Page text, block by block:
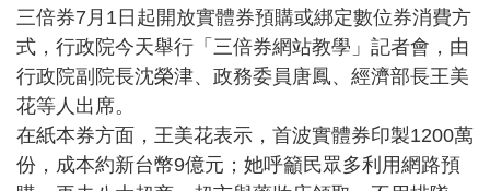
三倍券7月1日起開放實體券預購或綁定數位券消費方
式，行政院今天舉行「三倍券網站教學」記者會，由
行政院副院長沈榮津、政務委員唐鳳、經濟部長王美
花等人出席。
在紙本券方面，王美花表示，首波實體券印製1200萬
份，成本約新台幣9億元；她呼籲民眾多利用網路預